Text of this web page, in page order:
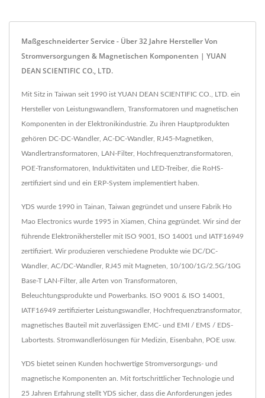
Maßgeschneiderter Service - Über 32 Jahre Hersteller Von
Stromversorgungen & Magnetischen Komponenten | YUAN
DEAN SCIENTIFIC CO., LTD.
Mit Sitz in Taiwan seit 1990 ist YUAN DEAN SCIENTIFIC CO., LTD. ein
Hersteller von Leistungswandlern, Transformatoren und magnetischen
Komponenten in der Elektronikindustrie. Zu ihren Hauptprodukten
gehören DC-DC-Wandler, AC-DC-Wandler, RJ45-Magnetiken,
Wandlertransformatoren, LAN-Filter, Hochfrequenztransformatoren,
POE-Transformatoren, Induktivitäten und LED-Treiber, die RoHS-
zertifiziert sind und ein ERP-System implementiert haben.
YDS wurde 1990 in Tainan, Taiwan gegründet und unsere Fabrik Ho
Mao Electronics wurde 1995 in Xiamen, China gegründet. Wir sind der
führende Elektronikhersteller mit ISO 9001, ISO 14001 und IATF16949
zertifiziert. Wir produzieren verschiedene Produkte wie DC/DC-
Wandler, AC/DC-Wandler, RJ45 mit Magneten, 10/100/1G/2.5G/10G
Base-T LAN-Filter, alle Arten von Transformatoren,
Beleuchtungsprodukte und Powerbanks. ISO 9001 & ISO 14001,
IATF16949 zertifizierter Leistungswandler, Hochfrequenztransformator,
magnetisches Bauteil mit zuverlässigen EMC- und EMI / EMS / EDS-
Labortests. Stromwandlerlösungen für Medizin, Eisenbahn, POE usw.
YDS bietet seinen Kunden hochwertige Stromversorgungs- und
magnetische Komponenten an. Mit fortschrittlicher Technologie und
25 Jahren Erfahrung stellt YDS sicher, dass die Anforderungen jedes